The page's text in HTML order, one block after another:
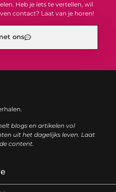
Heb je iets te vertellen, wil
contact? Laat van je horen!
ons
blogs en artikelen vol
uit het dagelijks leven. Laat
content.